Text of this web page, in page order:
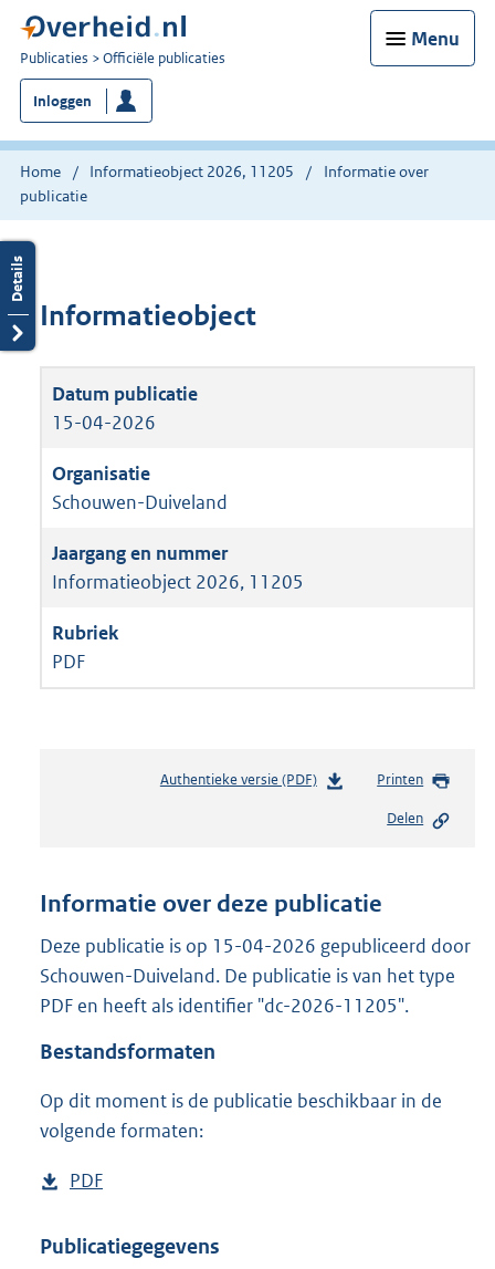
Menu
U
bent
nu
hier:
Publicaties Officiële publicaties
Inloggen
Home Informatieobject 2026, 11205
Informatie over
publicatie
Informatieobject
15-04-2026
Schouwen-Duiveland
Informatieobject 2026, 11205
PDF
Authentieke versie (PDF)b
n
s
g
r
o
e
Printen
Delen
Informatie over deze publicatie
Deze publicatie is op 15-04-2026 gepubliceerd door
Schouwen-Duiveland. De publicatie is van het type
PDF en heeft als identifier "dc-2026-11205".
Bestandsformaten
Op dit moment is de publicatie beschikbaar in de
volgende formaten:
D
w
PDF
s
Publicatiegegevens